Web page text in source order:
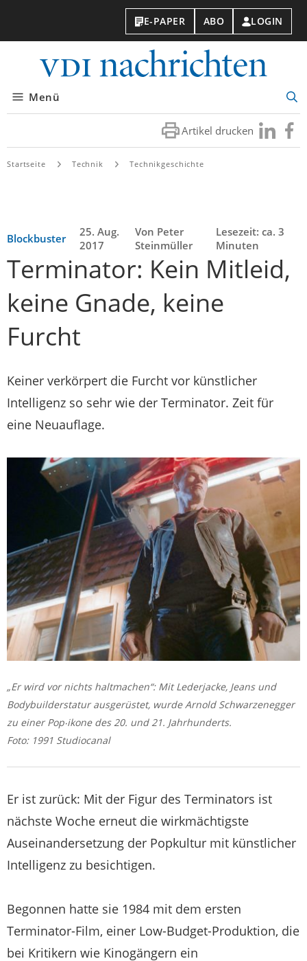
E-PAPER ABO LOGIN
Menü
Artikel drucken Besuchen
Sie
Sie
Startseite Technik Technikgeschichte
Blockbuster
25. Aug.
2017
Von Peter
Steinmüller
Lesezeit: ca. 3
Minuten
Terminator: Kein Mitleid,
keine Gnade, keine
Furcht
Keiner verkörpert die Furcht vor künstlicher
Intelligenz so sehr wie der Terminator. Zeit für
eine Neuauflage.
„Er wird vor nichts haltmachen“: Mit Lederjacke, Jeans und
Bodybuilderstatur ausgerüstet, wurde Arnold Schwarzenegger
zu einer Pop‧ikone des 20. und 21. Jahrhunderts.
Foto: 1991 Studiocanal
Er ist zurück: Mit der Figur des Terminators ist
nächste Woche erneut die wirkmächtigste
Auseinandersetzung der Popkultur mit künstlicher
Intelligenz zu besichtigen.
Begonnen hatte sie 1984 mit dem ersten
Terminator-Film, einer Low-Budget-Produktion, die
bei Kritikern wie Kinogängern ein